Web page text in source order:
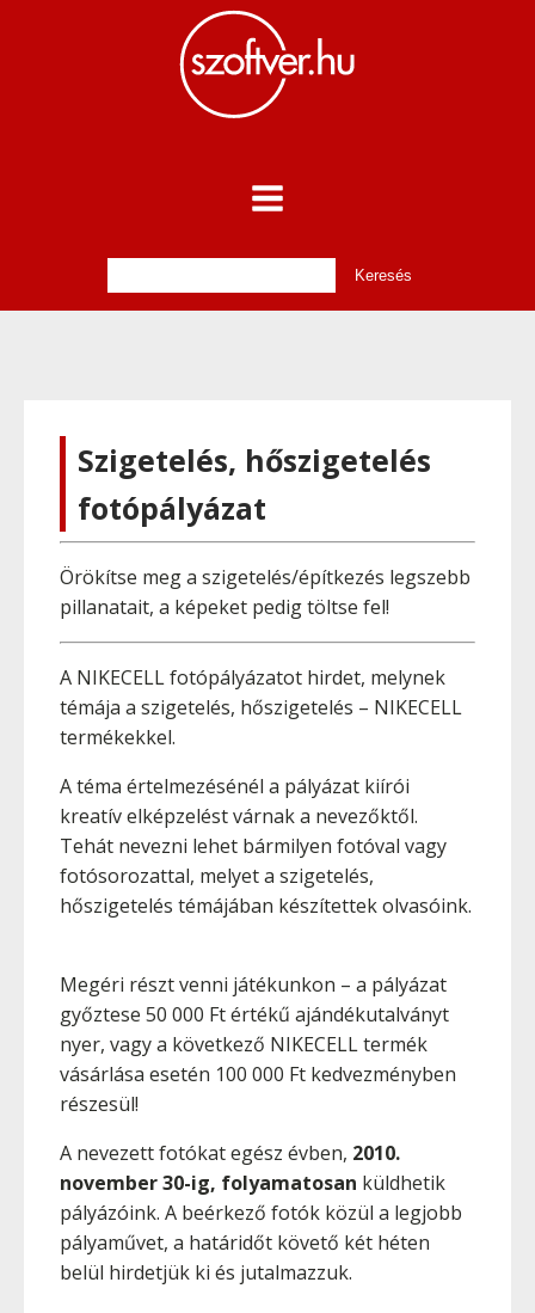
Szigetelés, hőszigetelés
fotópályázat
Örökítse meg a szigetelés/építkezés legszebb
pillanatait, a képeket pedig töltse fel!
A NIKECELL fotópályázatot hirdet, melynek
témája a szigetelés, hőszigetelés – NIKECELL
termékekkel.
A téma értelmezésénél a pályázat kiírói
kreatív elképzelést várnak a nevezőktől.
Tehát nevezni lehet bármilyen fotóval vagy
fotósorozattal, melyet a szigetelés,
hőszigetelés témájában készítettek olvasóink.
Megéri részt venni játékunkon – a pályázat
győztese 50 000 Ft értékű ajándékutalványt
nyer, vagy a következő NIKECELL termék
vásárlása esetén 100 000 Ft kedvezményben
részesül!
A nevezett fotókat egész évben, 2010.
november 30-ig, folyamatosan küldhetik
pályázóink. A beérkező fotók közül a legjobb
pályaművet, a határidőt követő két héten
belül hirdetjük ki és jutalmazzuk.